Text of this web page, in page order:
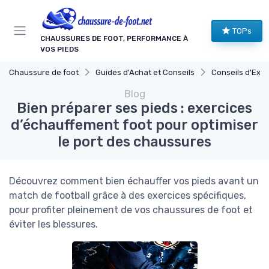
CHAUSSURES DE FOOT, PERFORMANCE À
VOS PIEDS
TOPs
Chaussure de foot Guides d'Achat et Conseils Conseils
Blog
Bien préparer ses pieds : exercices
d’échauffement foot pour optimiser
le port des chaussures
Découvrez comment bien échauffer vos pieds avant un
match de football grâce à des exercices spécifiques,
pour profiter pleinement de vos chaussures de foot et
éviter les blessures.
Panneau de gestion des cookies